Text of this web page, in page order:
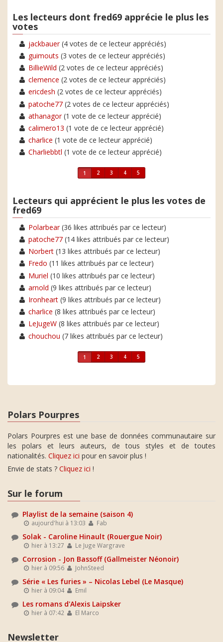
Les lecteurs dont fred69 apprécie le plus les
votes
jackbauer(4 votes de ce lecteur appréciés)
guimouts (3 votes de ce lecteur appréciés)
BillieWild (2 votes de ce lecteur appréciés)
clemence (2 votes de ce lecteur appréciés)
ericdesh (2 votes de ce lecteur appréciés)
patoche77 (2 votes de ce lecteur appréciés)
athanagor(1 vote de ce lecteur apprécié)
calimero13 (1 vote de ce lecteur apprécié)
charlice (1 vote de ce lecteur apprécié)
Charliebbtl (1 vote de ce lecteur apprécié)
1 2 3 4 5
Lecteurs qui apprécient le plus les votes de
fred69
Polarbear(36 likes attribués par ce lecteur)
patoche77 (14 likes attribués par ce lecteur)
Norbert (13 likes attribués par ce lecteur)
Fredo (11 likes attribués par ce lecteur)
Muriel (10 likes attribués par ce lecteur)
arnold (9 likes attribués par ce lecteur)
Ironheart (9 likes attribués par ce lecteur)
charlice (8 likes attribués par ce lecteur)
LeJugeW (8 likes attribués par ce lecteur)
chouchou (7 likes attribués par ce lecteur)
1 2 3 4 5
Polars Pourpres
Polars Pourpres est une base de données communautaire sur
les polars et leurs auteurs, de tous styles et de toutes
nationalités. Cliquez ici pour en savoir plus !
Envie de stats ? Cliquez ici !
Sur le forum
Playlist de la semaine (saison 4)
aujourd'hui à 13:03 Fab
Solak - Caroline Hinault (Rouergue Noir)
hier à 13:27 Le Juge Wargrave
Corrosion - Jon Bassoff (Gallmeister Néonoir)
hier à 09:56 JohnSteed
Série « Les furies » – Nicolas Lebel (Le Masque)
hier à 09:04 Emil
Les romans d'Alexis Laipsker
hier à 07:42 El Marco
Newsletter